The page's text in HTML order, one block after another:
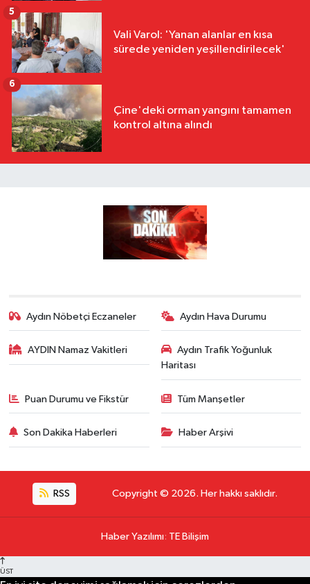
Vali Varol: 'Yanan alanlar en kısa
sürede yeniden yeşillendirilecek'
5
Çine'deki orman yangını tamamen
kontrol altına alındı
6
Aydın Nöbetçi Eczaneler Aydın Hava Durumu
AYDIN Namaz Vakitleri
Aydın Trafik Yoğunluk
Haritası
Puan Durumu ve Fikstür Tüm Manşetler
Son Dakika Haberleri Haber Arşivi
RSS Copyright © 2026. Her hakkı saklıdır.
Haber Yazılımı: TE Bilişim
ÜST